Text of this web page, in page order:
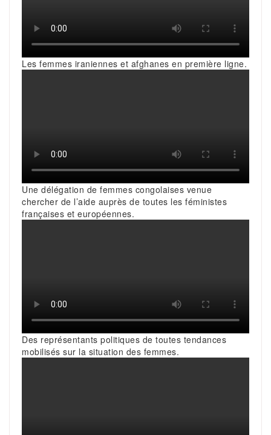
Les femmes iraniennes et afghanes en première ligne.
Une délégation de femmes congolaises venue
chercher de l’aide auprès de toutes les féministes
françaises et européennes.
Des représentants politiques de toutes tendances
mobilisés sur la situation des femmes.